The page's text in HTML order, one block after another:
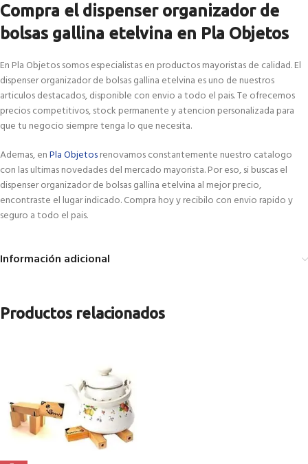
Compra el dispenser organizador de
bolsas gallina etelvina en Pla Objetos
En Pla Objetos somos especialistas en productos mayoristas de calidad. El
dispenser organizador de bolsas gallina etelvina es uno de nuestros
articulos destacados, disponible con envio a todo el pais. Te ofrecemos
precios competitivos, stock permanente y atencion personalizada para
que tu negocio siempre tenga lo que necesita.
Ademas, enPla Objetosrenovamos constantemente nuestro catalogo
con las ultimas novedades del mercado mayorista. Por eso, si buscas el
dispenser organizador de bolsas gallina etelvina al mejor precio,
encontraste el lugar indicado. Compra hoy y recibilo con envio rapido y
seguro a todo el pais.
Información adicional
Productos relacionados